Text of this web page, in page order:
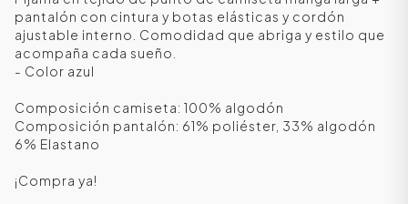
pantalón con cintura y botas elásticas y cordón
ajustable interno. Comodidad que abriga y estilo que
acompaña cada sueño.
- Color azul
Composición camiseta: 100% algodón
Composición pantalón: 61% poliéster, 33% algodón
6% Elastano
¡Compra ya!